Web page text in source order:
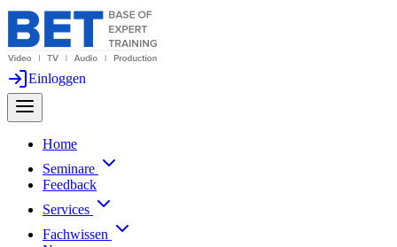
Einloggen
Home
Seminare
Feedback
Services
Fachwissen